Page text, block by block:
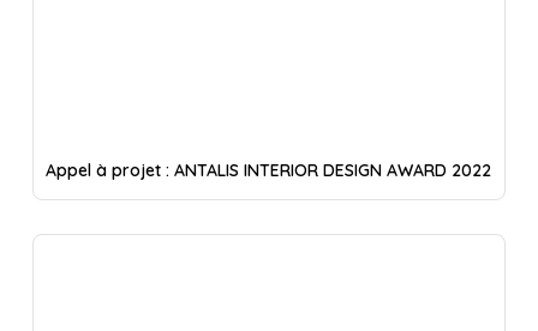
Appel à projet : ANTALIS INTERIOR DESIGN AWARD 2022